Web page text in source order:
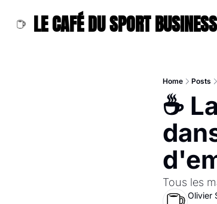
LE CAFÉ DU SPORT BUSINESS
Home Posts
☕
Tous les
Olivier